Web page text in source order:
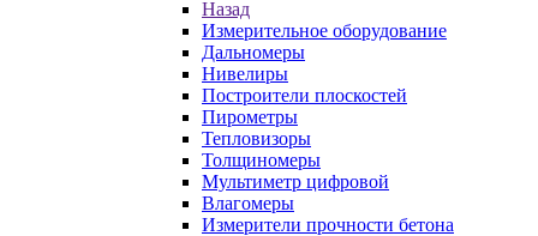
Назад
Измерительное оборудование
Дальномеры
Нивелиры
Построители плоскостей
Пирометры
Тепловизоры
Толщиномеры
Мультиметр цифровой
Влагомеры
Измерители прочности бетона